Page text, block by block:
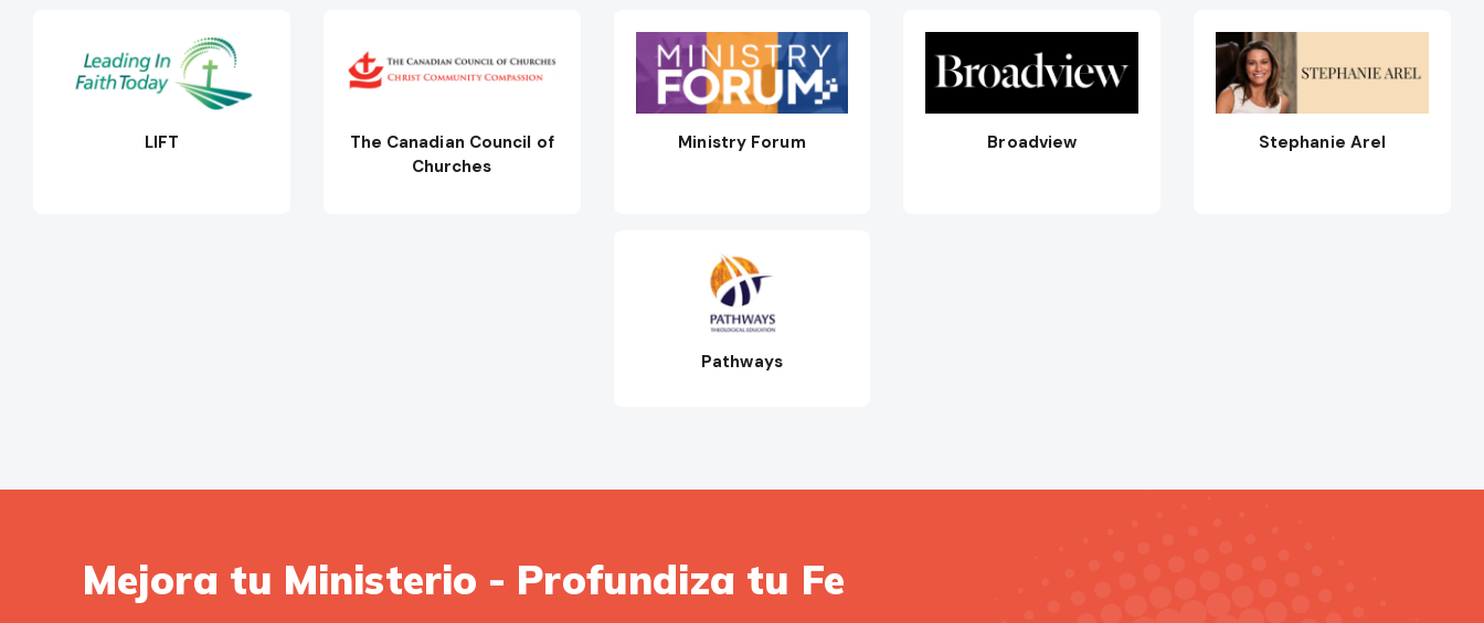
LIFT
The Canadian Council of
Churches
Ministry Forum Broadview Stephanie Arel
Pathways
Mejora tu Ministerio - Profundiza tu Fe